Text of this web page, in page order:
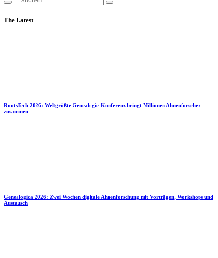
The Latest
RootsTech 2026: Weltgrößte Genealogie-Konferenz bringt Millionen Ahnenforscher
zusammen
Genealogica 2026: Zwei Wochen digitale Ahnenforschung mit Vorträgen, Workshops und
Austausch